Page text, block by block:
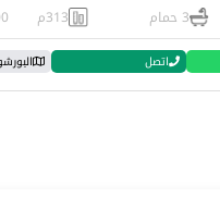
3 حمام 313م
اتصل